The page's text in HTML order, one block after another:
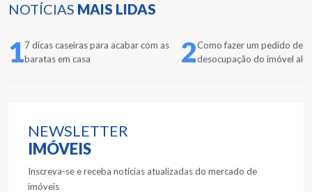
NOTÍCIAS MAIS LIDAS
17 dicas caseiras para acabar com as
baratas em casa
2Como fazer um pedido de
desocupação do imóvel
NEWSLETTER
IMÓVEIS
Inscreva-se e receba notícias atualizadas do mercado de
imóveis